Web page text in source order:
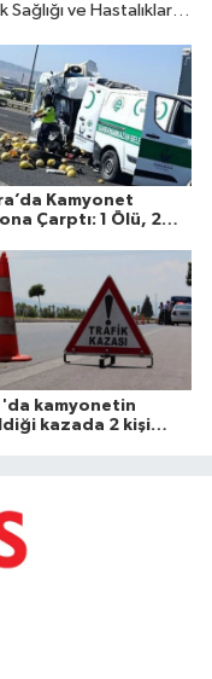
ve Hastalıkları
taşıdığını belirtti.
Kamyonet
Çarptı: 1 Ölü, 2
kamyonetin
kazada 2 kişi